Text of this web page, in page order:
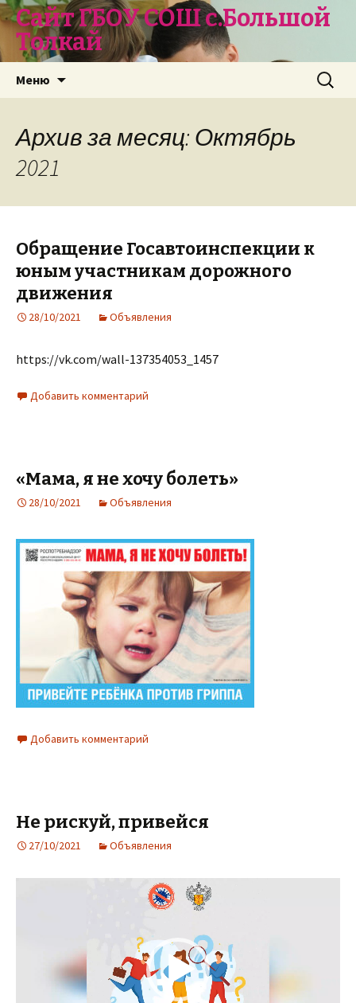
Сайт ГБОУ СОШ с.Большой
Толкай
Меню Найти:
Архив за месяц: Октябрь
2021
Обращение Госавтоинспекции к
юным участникам дорожного
движения
28/10/2021 Объявления
https://vk.com/wall-137354053_1457
Добавить комментарий
«Мама, я не хочу болеть»
28/10/2021 Объявления
Добавить комментарий
Не рискуй, привейся
27/10/2021 Объявления